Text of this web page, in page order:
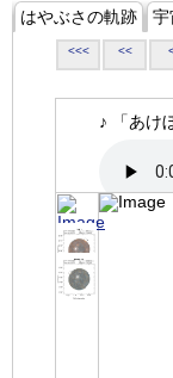
はやぶさの軌跡 宇
<<< <<
♪ 「あけ